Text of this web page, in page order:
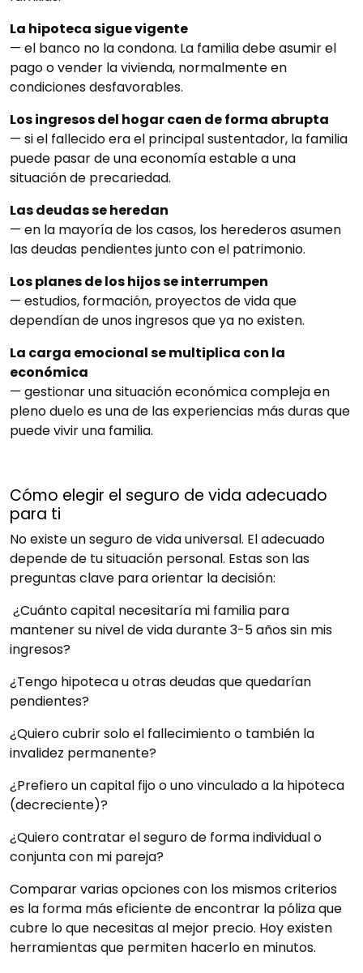
La hipoteca sigue vigente
— el banco no la condona. La familia debe asumir el
pago o vender la vivienda, normalmente en
condiciones desfavorables.
Los ingresos del hogar caen de forma abrupta
— si el fallecido era el principal sustentador, la familia
puede pasar de una economía estable a una
situación de precariedad.
Las deudas se heredan
— en la mayoría de los casos, los herederos asumen
las deudas pendientes junto con el patrimonio.
Los planes de los hijos se interrumpen
— estudios, formación, proyectos de vida que
dependían de unos ingresos que ya no existen.
La carga emocional se multiplica con la
económica
— gestionar una situación económica compleja en
pleno duelo es una de las experiencias más duras que
puede vivir una familia.
Cómo elegir el seguro de vida adecuado
para ti
No existe un seguro de vida universal. El adecuado
depende de tu situación personal. Estas son las
preguntas clave para orientar la decisión:
¿Cuánto capital necesitaría mi familia para
mantener su nivel de vida durante 3-5 años sin mis
ingresos?
¿Tengo hipoteca u otras deudas que quedarían
pendientes?
¿Quiero cubrir solo el fallecimiento o también la
invalidez permanente?
¿Prefiero un capital fijo o uno vinculado a la hipoteca
(decreciente)?
¿Quiero contratar el seguro de forma individual o
conjunta con mi pareja?
Comparar varias opciones con los mismos criterios
es la forma más eficiente de encontrar la póliza que
cubre lo que necesitas al mejor precio. Hoy existen
herramientas que permiten hacerlo en minutos.